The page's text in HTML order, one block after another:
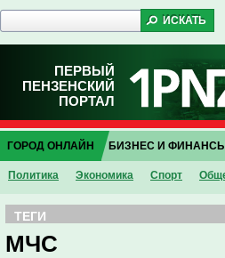
ПЕРВЫЙ
ПЕНЗЕНСКИЙ
ПОРТАЛ
ГОРОД ОНЛАЙН
Политика Экономика Спорт
БИЗНЕС И ФИНАНСЫ
ТЕГИ
МЧС